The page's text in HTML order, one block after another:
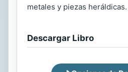
metales y piezas heráldicas.
Descargar Libro